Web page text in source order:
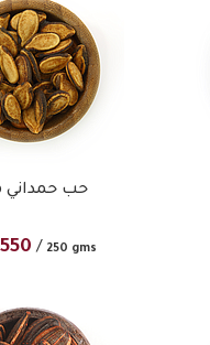
حب حمداني
/ 250 gms